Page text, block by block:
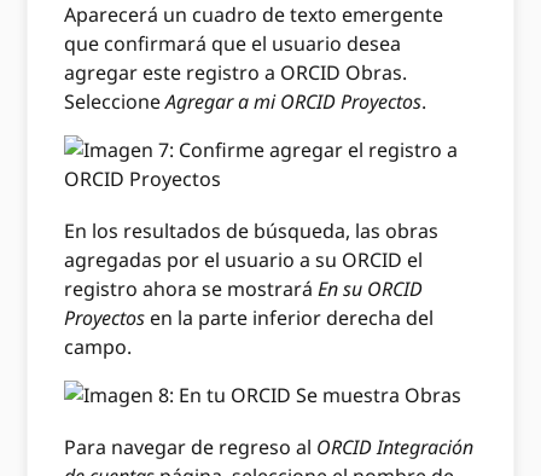
Aparecerá un cuadro de texto emergente
que confirmará que el usuario desea
agregar este registro a ORCID Obras.
SeleccioneAgregar a mi ORCID Proyectos.
En los resultados de búsqueda, las obras
agregadas por el usuario a su ORCID el
registro ahora se mostraráEn su ORCID
Proyectos en la parte inferior derecha del
campo.
Para navegar de regreso al ORCID Integración